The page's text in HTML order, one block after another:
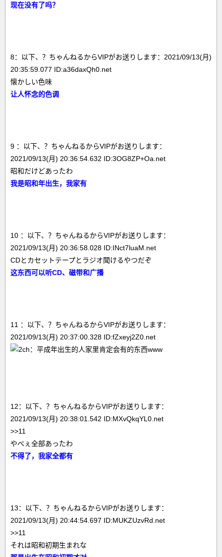
现在没有了吗？
8：以下、？ちゃんねるからVIPがお送りします：2021/09/13(月)
20:35:59.077 ID:a36daxQh0.net
懐かしい色味
让人怀念的色调
9 ：以下、？ちゃんねるからVIPがお送りします：
2021/09/13(月) 20:36:54.632 ID:3OG8ZP+Oa.net
昭和だけどあったわ
我是昭和年出生，我家有
10 ：以下、？ちゃんねるからVIPがお送りします：
2021/09/13(月) 20:36:58.028 ID:INct7luaM.net
CDとカセットテープとラジオ聞けるやつだぞ
这东西可以听CD、磁带和广播
11 ：以下、？ちゃんねるからVIPがお送りします：
2021/09/13(月) 20:37:00.328 ID:fZxeyj2Z0.net
12：以下、？ちゃんねるからVIPがお送りします：
2021/09/13(月) 20:38:01.542 ID:MXvQkqYL0.net
>>11
やべぇ全部あったわ
不得了，我家全都有
13：以下、？ちゃんねるからVIPがお送りします：
2021/09/13(月) 20:44:54.697 ID:MUKZUzvRd.net
>>11
それは昭和初期生まれな